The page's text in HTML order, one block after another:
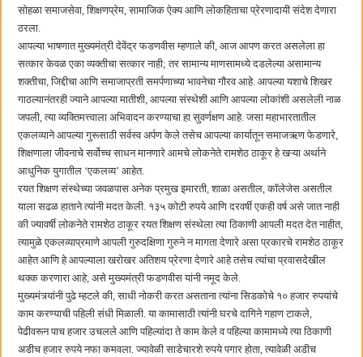
सोहळा समाजसेवा, शिक्षणप्रेम, सामाजिक ऐक्य आणि लोकहिताचा प्रेरणादायी संदेश देणारा
ठरला.
आपल्या भाषणात मुख्यमंत्री देवेंद्र फडणवीस म्हणाले की, आज आपण करत असलेला हा
सत्कार केवळ एका व्यक्तीचा सत्कार नाही; तर सामान्य माणसामध्ये दडलेल्या असामान्य
शक्तीचा, जिद्दीचा आणि समाजाप्रती समर्पणाच्या भावनेचा गौरव आहे. आपल्या यशाचे शिखर
गाठल्यानंतरही ज्याने आपल्या मातीशी, आपल्या संस्थेशी आणि आपल्या लोकांशी असलेली नाळ
जपली, त्या व्यक्तिमत्त्वाला अभिवादन करण्याचा हा सुवर्णक्षण आहे. जसा महाभारतातील
एकलव्याने आपल्या गुरूसाठी सर्वस्व अर्पण केले तसेच आपल्या कार्यातून समाजऋण फेडणारे,
शिक्षणाला जीवनाचे सर्वोच्च साधन मानणारे आमचे लोकनेते रामशेठ ठाकूर हे खऱ्या अर्थाने
आधुनिक युगातील ‌‘एकलव्य‌’ आहेत.
रयत शिक्षण संस्थेच्या जवळपास अनेक प्रमुख इमारती, शाळा असतील, कॉलेजेस असतील
याला सढळ हाताने त्यांनी मदत केली. १३५ कोटी रुपये आणि दरवर्षी एकही वर्ष असे जात नाही
की ज्यावर्षी लोकनेते रामशेठ ठाकूर रयत शिक्षण संस्थेला त्या ठिकाणी आपली मदत देत नाहीत,
त्यामुळे एकलव्याप्रमाणे आपली गुरुदक्षिणा गुरुने न मागता देणारे असा प्रकारचे रामशेठ ठाकूर
आहेत आणि हे आपल्याला खरोखर अतिशय प्रेरणा देणारे आहे तसेच त्यांचा प्रवासदेखील
थक्क करणारा आहे, असे मुख्यमंत्री फडणवीस यांनी नमूद केले.
मुख्यमंत्र्यांनी पुढे म्हटले की, साधी नोकरी करत असताना त्यांना सिडकोचे १० हजार रुपयांचे
काम करण्याची पहिली संधी मिळाली. या कामासाठी त्यांनी घरचे दागिने गहाण टाकले,
पेढीवरून पाच हजार उचलले आणि पहिल्यांदा ते काम केले व पहिल्या कामामध्ये त्या ठिकाणी
अडीच हजार रुपये नफा कमवला. ज्यावेळी साडेचारशे रुपये पगार होता, त्यावेळी अडीच